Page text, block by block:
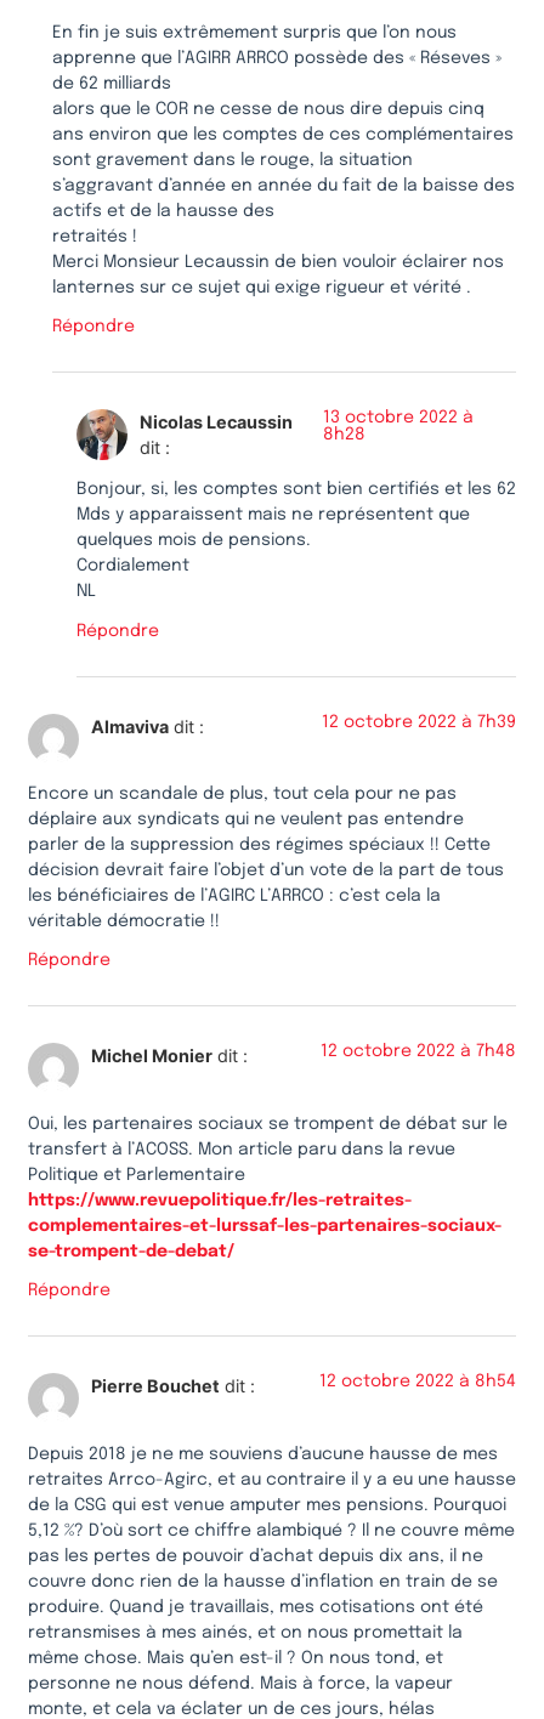
En fin je suis extrêmement surpris que l’on nous
apprenne que l’AGIRR ARRCO possède des « Réseves »
de 62 milliards
alors que le COR ne cesse de nous dire depuis cinq
ans environ que les comptes de ces complémentaires
sont gravement dans le rouge, la situation
s’aggravant d’année en année du fait de la baisse des
actifs et de la hausse des
retraités !
Merci Monsieur Lecaussin de bien vouloir éclairer nos
lanternes sur ce sujet qui exige rigueur et vérité .
Répondre
Nicolas Lecaussin
dit :
13 octobre 2022 à
8h28
Bonjour, si, les comptes sont bien certifiés et les 62
Mds y apparaissent mais ne représentent que
quelques mois de pensions.
Cordialement
NL
Répondre
Almaviva dit : 12 octobre 2022 à 7h39
Encore un scandale de plus, tout cela pour ne pas
déplaire aux syndicats qui ne veulent pas entendre
parler de la suppression des régimes spéciaux !! Cette
décision devrait faire l’objet d’un vote de la part de tous
les bénéficiaires de l’AGIRC L’ARRCO : c’est cela la
véritable démocratie !!
Répondre
Michel Monier dit : 12 octobre 2022 à 7h48
Oui, les partenaires sociaux se trompent de débat sur le
transfert à l’ACOSS. Mon article paru dans la revue
Politique et Parlementaire
https://www.revuepolitique.fr/les-retraites-
complementaires-et-lurssaf-les-partenaires-sociaux-
se-trompent-de-debat/
Répondre
Pierre Bouchet dit : 12 octobre 2022 à 8h54
Depuis 2018 je ne me souviens d’aucune hausse de mes
retraites Arrco-Agirc, et au contraire il y a eu une hausse
de la CSG qui est venue amputer mes pensions. Pourquoi
5,12 %? D’où sort ce chiffre alambiqué ? Il ne couvre même
pas les pertes de pouvoir d’achat depuis dix ans, il ne
couvre donc rien de la hausse d’inflation en train de se
produire. Quand je travaillais, mes cotisations ont été
retransmises à mes ainés, et on nous promettait la
même chose. Mais qu’en est-il ? On nous tond, et
personne ne nous défend. Mais à force, la vapeur
monte, et cela va éclater un de ces jours, hélas